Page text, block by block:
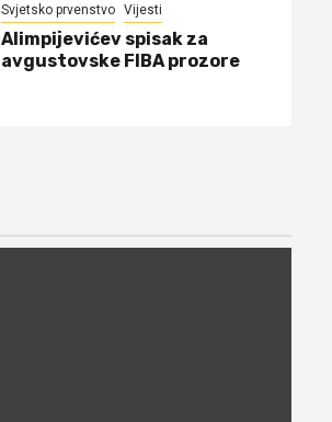
Svjetsko prvenstvo Vijesti
Alimpijevićev spisak za
avgustovske FIBA prozore